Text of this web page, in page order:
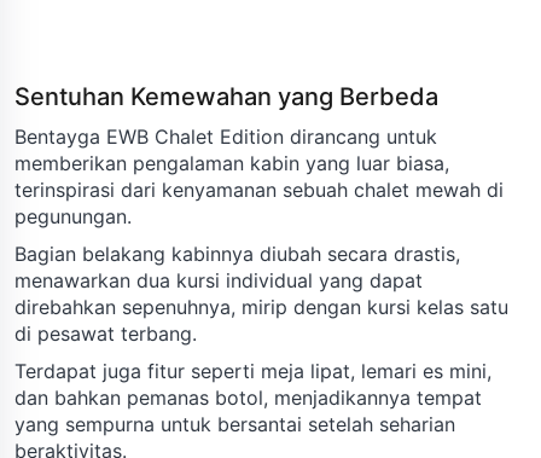
Sentuhan Kemewahan yang Berbeda
Bentayga EWB Chalet Edition dirancang untuk
memberikan pengalaman kabin yang luar biasa,
terinspirasi dari kenyamanan sebuah chalet mewah di
pegunungan.
Bagian belakang kabinnya diubah secara drastis,
menawarkan dua kursi individual yang dapat
direbahkan sepenuhnya, mirip dengan kursi kelas satu
di pesawat terbang.
Terdapat juga fitur seperti meja lipat, lemari es mini,
dan bahkan pemanas botol, menjadikannya tempat
yang sempurna untuk bersantai setelah seharian
beraktivitas.